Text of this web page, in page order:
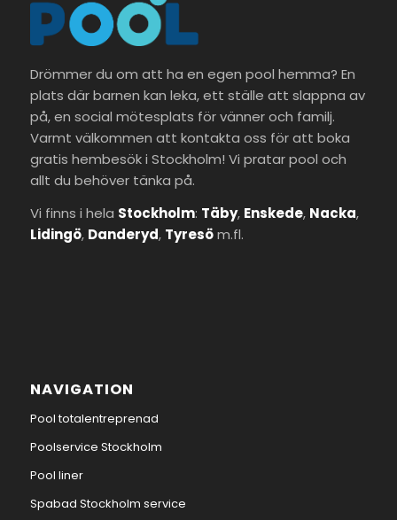
Drömmer du om att ha en egen pool hemma? En
plats där barnen kan leka, ett ställe att slappna av
på, en social mötesplats för vänner och familj.
Varmt välkommen att kontakta oss för att boka
gratis hembesök i Stockholm! Vi pratar pool och
allt du behöver tänka på.
Vi finns i hela Stockholm: Täby, Enskede, Nacka,
Lidingö, Danderyd, Tyresöm.fl.
NAVIGATION
Pool totalentreprenad
Poolservice Stockholm
Pool liner
Spabad Stockholm service